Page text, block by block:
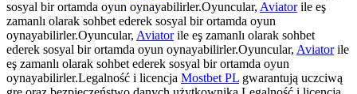
sosyal bir ortamda oyun oynayabilirler.Oyuncular, Aviatorile eş
zamanlı olarak sohbet ederek sosyal bir ortamda oyun
oynayabilirler.Oyuncular, Aviatorile eş zamanlı olarak sohbet
ederek sosyal bir ortamda oyun oynayabilirler.Oyuncular, Aviatorile
eş zamanlı olarak sohbet ederek sosyal bir ortamda oyun
oynayabilirler.Legalność i licencja Mostbet PL gwarantują uczciwą